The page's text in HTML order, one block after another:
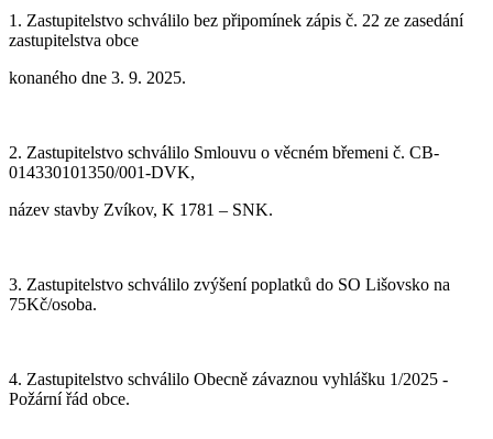
1. Zastupitelstvo schválilo bez připomínek zápis č. 22 ze zasedání
zastupitelstva obce
konaného dne 3. 9. 2025.
2. Zastupitelstvo schválilo Smlouvu o věcném břemeni č. CB-
014330101350/001-DVK,
název stavby Zvíkov, K 1781 – SNK.
3. Zastupitelstvo schválilo zvýšení poplatků do SO Lišovsko na
75Kč/osoba.
4. Zastupitelstvo schválilo Obecně závaznou vyhlášku 1/2025 -
Požární řád obce.